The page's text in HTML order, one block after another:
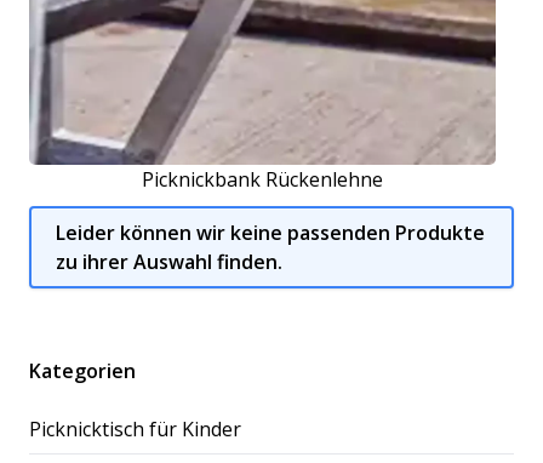
Kategorien
Picknicktisch für Kinder
Picknickbank Rückenlehne
Leider können wir keine passenden Produkte
zu ihrer Auswahl finden.